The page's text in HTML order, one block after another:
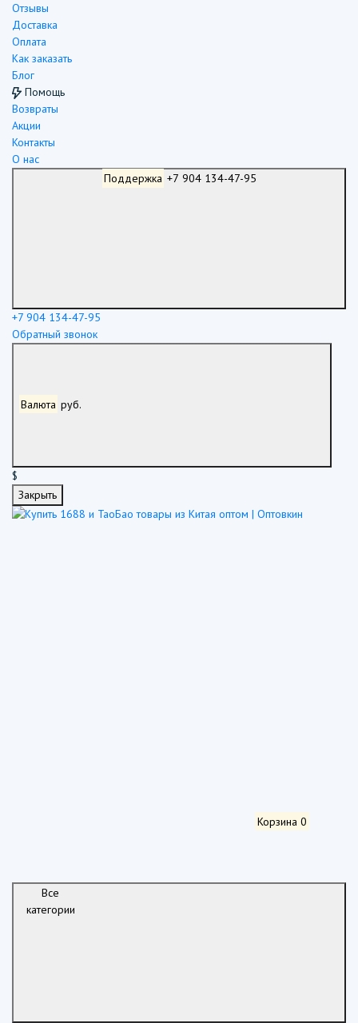
Отзывы
Доставка
Оплата
Как заказать
Блог
Помощь
Возвраты
Акции
Контакты
О нас
Поддержка
+7 904 134-47-95
Обратный звонок
Валюта руб.
$
Закрыть
Корзина 0
Все
категории